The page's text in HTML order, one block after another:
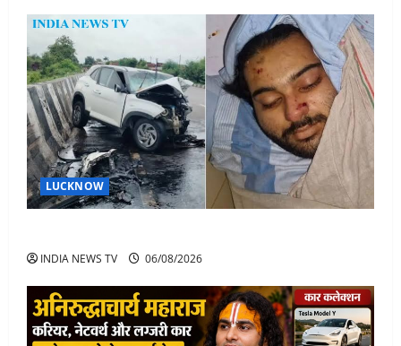
LUCKNOW
INDIA NEWS TV 06/08/2026